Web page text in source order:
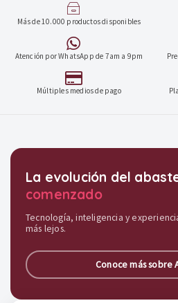
Más de 10.000 productos disponibles
Atención por WhatsApp de 7am a 9pm
Múltiples medios de pago
Destacados y
La evolución del
comenzado
Tecnología, inteligencia y
más lejos.
Conoce más sobre